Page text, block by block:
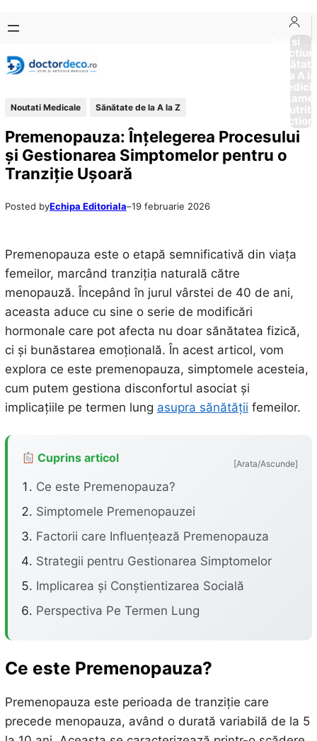
conținut
content
Boli si
Afectiuni
Sănătate
de la A
Noutati Medicale Sănătate de la A la Z
Premenopauza: Înțelegerea Procesului
și Gestionarea Simptomelor pentru o
Tranziție Ușoară
Posted byEchipa Editoriala–19 februarie 2026
Premenopauza este o etapă semnificativă din viața
femeilor, marcând tranziția naturală către
menopauză. Începând în jurul vârstei de 40 de ani,
aceasta aduce cu sine o serie de modificări
hormonale care pot afecta nu doar sănătatea fizică,
ci și bunăstarea emoțională. În acest articol, vom
explora ce este premenopauza, simptomele acesteia,
cum putem gestiona disconfortul asociat și
implicațiile pe termen lung asupra sănătății femeilor.
Cuprins articol [Arata/Ascunde]
Ce este Premenopauza?
Simptomele Premenopauzei
Factorii care Influențează Premenopauza
Strategii pentru Gestionarea Simptomelor
Implicarea și Conștientizarea Socială
Perspectiva Pe Termen Lung
Ce este Premenopauza?
Premenopauza este perioada de tranziție care
precede menopauza, având o durată variabilă de la 5